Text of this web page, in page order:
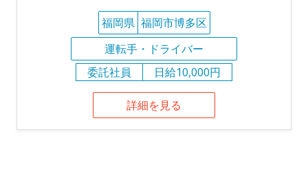
福岡県 福岡市博多区
運転手・ドライバー
委託社員
日給10,000円
詳細を見る